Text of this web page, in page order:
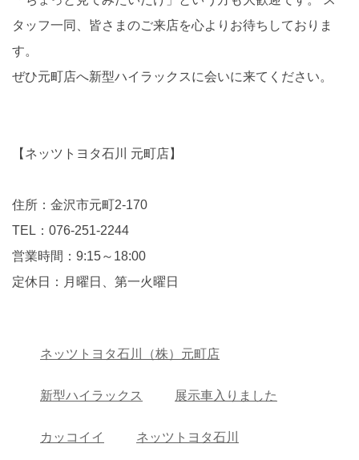
タッフ一同、皆さまのご来店を心よりお待ちしておりま
す。
ぜひ元町店へ新型ハイラックスに会いに来てください。
【ネッツトヨタ石川 元町店】
住所：金沢市元町2-170
TEL：076-251-2244
営業時間：9:15～18:00
定休日：月曜日、第一火曜日
ネッツトヨタ石川（株）元町店
新型ハイラックス 展示車入りました
カッコイイ ネッツトヨタ石川